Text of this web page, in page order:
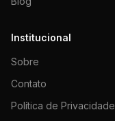
Institucional
Sobre
Contato
Política de Privacidade